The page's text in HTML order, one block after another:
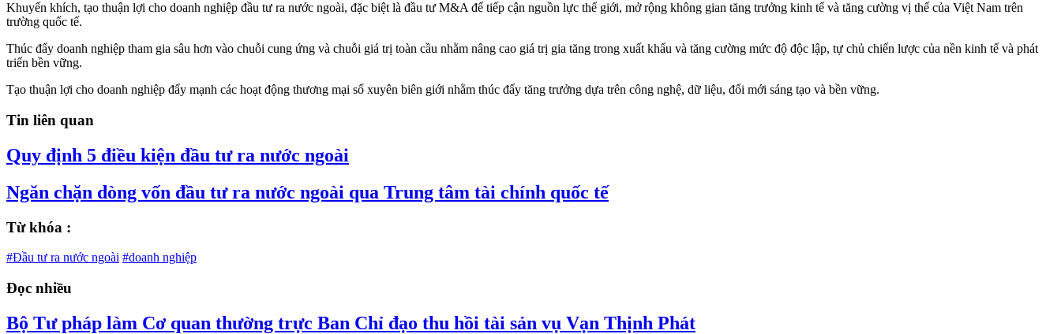
Khuyến khích, tạo thuận lợi cho doanh nghiệp đầu tư ra nước ngoài, đặc biệt là đầu tư M&A để tiếp cận nguồn lực thế giới, mở rộng không gian tăng trưởng kinh tế và tăng cường vị thế của Việt Nam trên
trường quốc tế.
Thúc đẩy doanh nghiệp tham gia sâu hơn vào chuỗi cung ứng và chuỗi giá trị toàn cầu nhằm nâng cao giá trị gia tăng trong xuất khẩu và tăng cường mức độ độc lập, tự chủ chiến lược của nền kinh tế và phát
triển bền vững.
Tạo thuận lợi cho doanh nghiệp đẩy mạnh các hoạt động thương mại số xuyên biên giới nhằm thúc đẩy tăng trưởng dựa trên công nghệ, dữ liệu, đổi mới sáng tạo và bền vững.
Tin liên quan
Quy định 5 điều kiện đầu tư ra nước ngoài
Ngăn chặn dòng vốn đầu tư ra nước ngoài qua Trung tâm tài chính quốc tế
Từ khóa :
#Đầu tư ra nước ngoài #doanh nghiệp
Đọc nhiều
Bộ Tư pháp làm Cơ quan thường trực Ban Chỉ đạo thu hồi tài sản vụ Vạn Thịnh Phát